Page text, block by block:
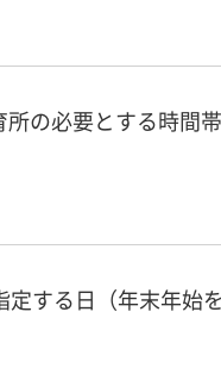
の必要とする時間帯
する日（年末年始を